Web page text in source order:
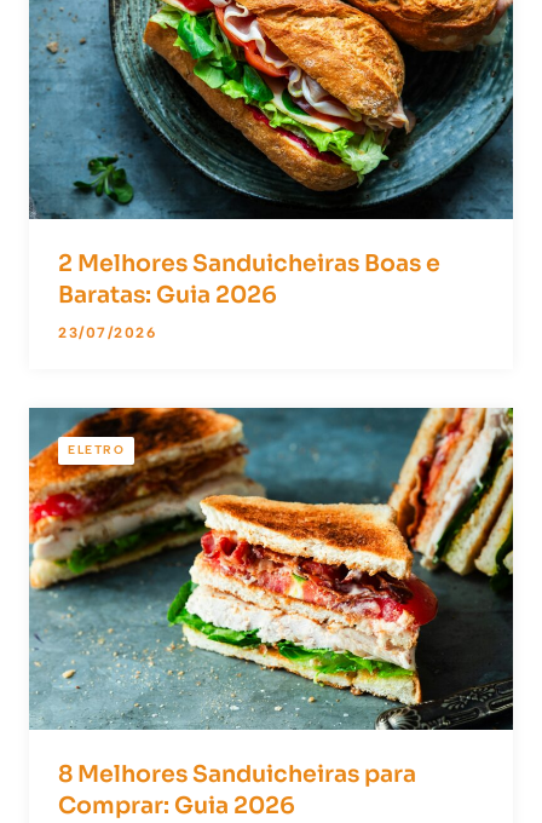
2 Melhores Sanduicheiras Boas e
Baratas: Guia 2026
23/07/2026
ELETRO
8 Melhores Sanduicheiras para
Comprar: Guia 2026